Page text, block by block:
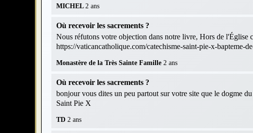
MICHEL 2 ans
Où recevoir les sacrements ?
Nous réfutons votre objection dans notre livre, Hors de l'Église
https://vaticancatholique.com/catechisme-saint-pie-x-bapteme-
Monastère de la Très Sainte Famille 2 ans
Où recevoir les sacrements ?
bonjour vous dites un peu partout sur votre site que le dogme
Saint Pie X
TD 2 ans